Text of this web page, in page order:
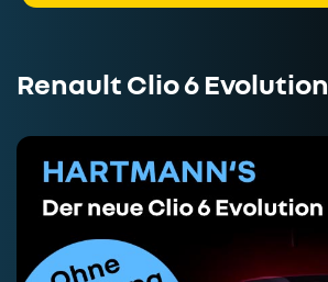
Renault Clio 6 Evolution